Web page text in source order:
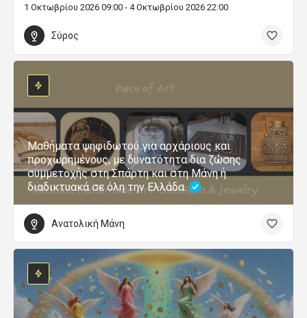
1 Οκτωβρίου 2026 09:00 - 4 Οκτωβρίου 2026 22:00
Σύρος
Μαθήματα ψηφιδωτού για αρχάριους και
προχωρημένους, με δυνατότητα δια ζώσης
συμμετοχής στη Σπάρτη και στη Μάνη ή
διαδικτυακά σε όλη την Ελλάδα.
Ανατολική Μάνη